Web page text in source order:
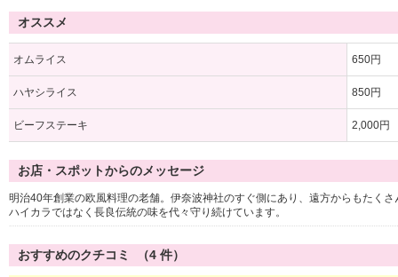
オススメ
オムライス 650円
ハヤシライス 850円
ビーフステーキ 2,000円
お店・スポットからのメッセージ
明治40年創業の欧風料理の老舗。伊奈波神社のすぐ側にあり、遠方からもたく
ハイカラではなく長良伝統の味を代々守り続けています。
おすすめのクチコミ （4 件）